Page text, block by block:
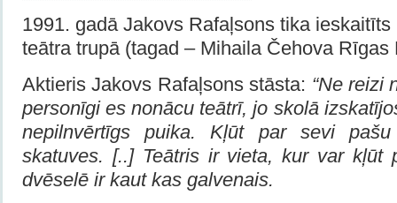
1991. gadā Jakovs Rafaļsons tika
teātra trupā (tagad – Mihaila Čehova Rīgas
Aktieris Jakovs Rafaļsons stāsta: “Ne reizi
personīgi es nonācu teātrī, jo skolā
nepilnvērtīgs puika. Kļūt par sevi
skatuves. [..] Teātris ir vieta, kur var kļūt
dvēselē ir kaut kas galvenais.